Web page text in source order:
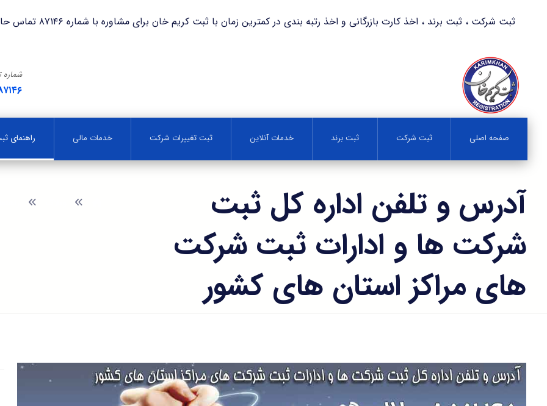
ثبت شرکت ، ثبت برند ، اخذ کارت بازرگانی و اخذ رتبه بندی در کمترین زمان با ثبت کریم خان برای مشاوره با شماره ۸۷۱۴۶ تماس حاصل فرمایید.
صفحه اصلی ثبت شرکت ثبت برند خدمات آنلاین ثبت تغییرات شرکت خدمات مالی راهنمای
آدرس و تلفن اداره کل ثبت
شرکت ها و ادارات ثبت شرکت
های مراکز استان های کشور